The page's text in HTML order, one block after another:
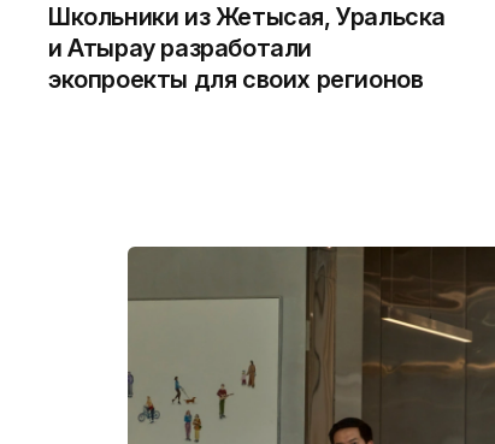
Школьники из Жетысая, Уральска
и Атырау разработали
экопроекты для своих регионов